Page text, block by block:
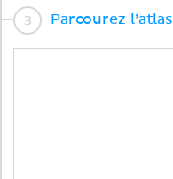
Parcourez l’atlas